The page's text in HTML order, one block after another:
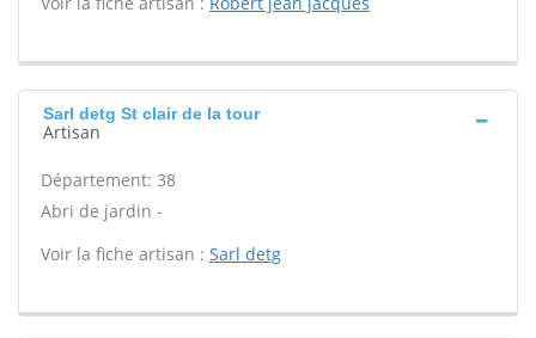
Sarl detg St clair de la tour
Artisan
Département: 38
Abri de jardin -
Voir la fiche artisan : Sarl detg